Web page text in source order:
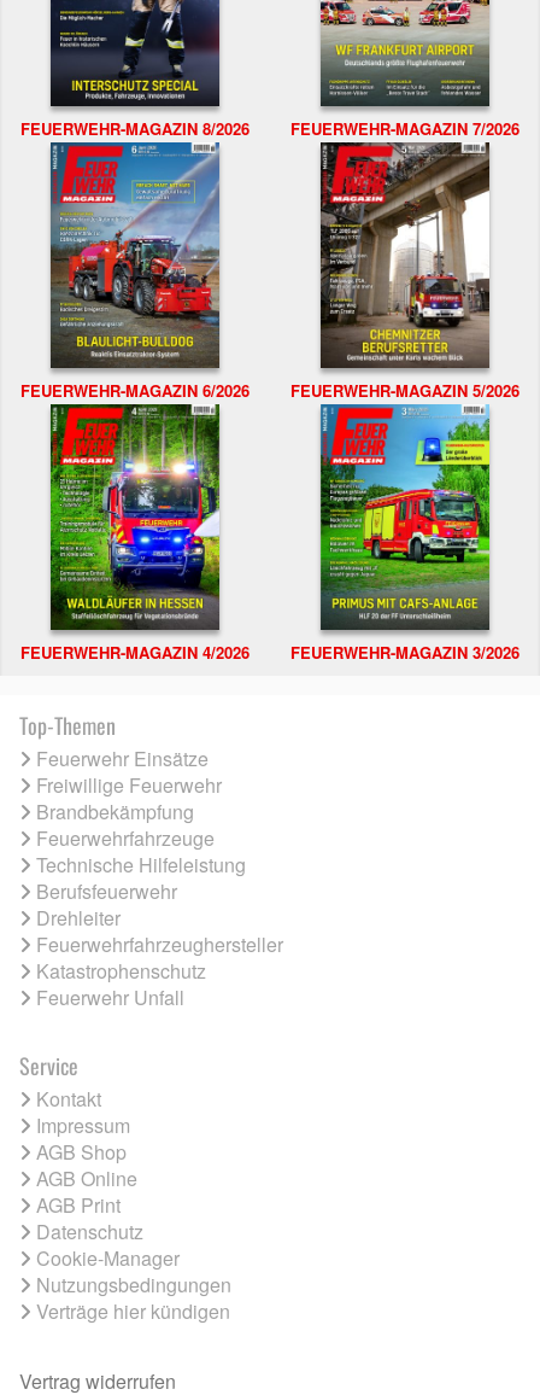
FEUERWEHR-MAGAZIN 8/2026 FEUERWEHR-MAGAZIN 7/2026
FEUERWEHR-MAGAZIN 6/2026 FEUERWEHR-MAGAZIN 5/2026
FEUERWEHR-MAGAZIN 4/2026 FEUERWEHR-MAGAZIN 3/2026
Top-Themen
Feuerwehr Einsätze
Freiwillige Feuerwehr
Brandbekämpfung
Feuerwehrfahrzeuge
Technische Hilfeleistung
Berufsfeuerwehr
Drehleiter
Feuerwehrfahrzeughersteller
Katastrophenschutz
Feuerwehr Unfall
Service
Kontakt
Impressum
AGB Shop
AGB Online
AGB Print
Datenschutz
Cookie-Manager
Nutzungsbedingungen
Verträge hier kündigen
Vertrag widerrufen